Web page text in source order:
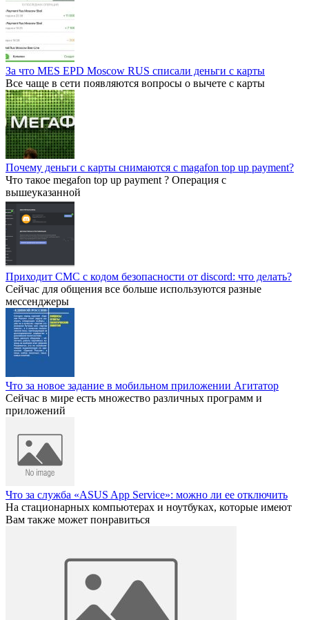
За что MES EPD Moscow RUS списали деньги с карты
Все чаще в сети появляются вопросы о вычете с карты
Почему деньги с карты снимаются с magafon top up payment?
Что такое megafon top up payment ? Операция с
вышеуказанной
Приходит СМС с кодом безопасности от discord: что делать?
Сейчас для общения все больше используются разные
мессенджеры
Что за новое задание в мобильном приложении Агитатор
Сейчас в мире есть множество различных программ и
приложений
Что за служба «ASUS App Service»: можно ли ее отключить
На стационарных компьютерах и ноутбуках, которые имеют
Вам также может понравиться